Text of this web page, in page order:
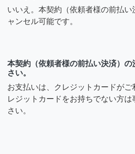
いいえ。本契約（依頼者様の前払い
ャンセル可能です。
本契約（依頼者様の前払い決済）
さい。
お支払いは、クレジットカードがご
レジットカードをお持ちでない方
さい。